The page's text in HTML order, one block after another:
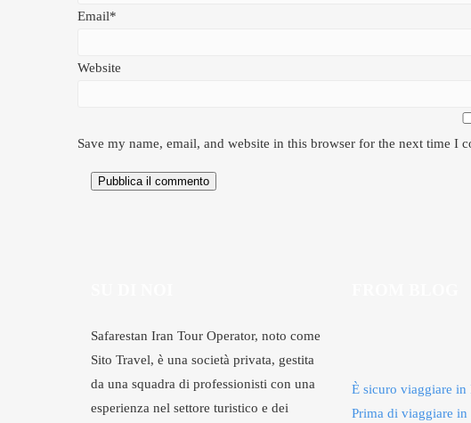
Email*
Website
Save my name, email, and website in this browser for the next time I
Pubblica il commento
Safarestan Iran Tour Operator, noto come
Sito Travel, è una società privata, gestita
da una squadra di professionisti con una
esperienza nel settore turistico e dei
È sicuro viaggiare in
Prima di viaggiare in